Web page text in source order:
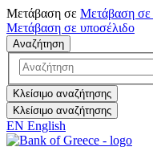
Μετάβαση σε Μετάβαση σε
Μετάβαση σε υποσέλιδο
Αναζήτηση
Κλείσιμο αναζήτησης
Κλείσιμο αναζήτησης
EN English